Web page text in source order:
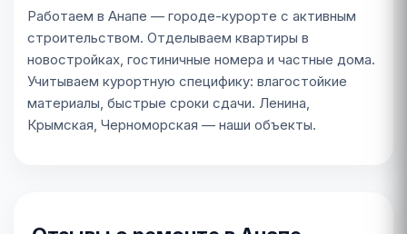
Работаем в Анапе — городе-курорте с активным
строительством. Отделываем квартиры в
новостройках, гостиничные номера и частные дома.
Учитываем курортную специфику: влагостойкие
материалы, быстрые сроки сдачи. Ленина,
Крымская, Черноморская — наши объекты.